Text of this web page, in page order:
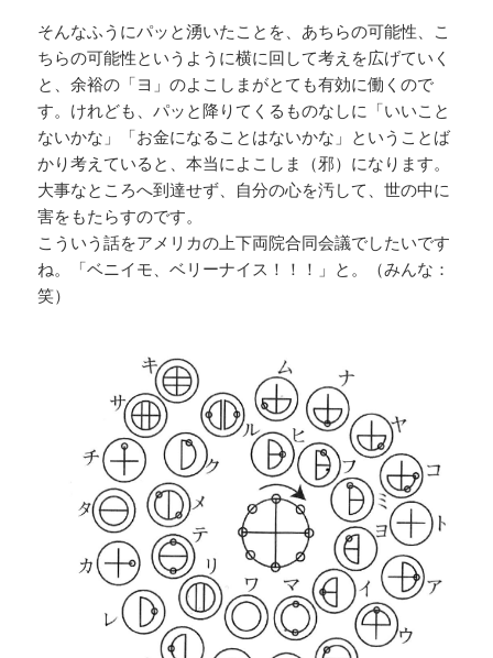
そんなふうにパッと湧いたことを、あちらの可能性、こ
ちらの可能性というように横に回して考えを広げていく
と、余裕の「ヨ」のよこしまがとても有効に働くので
す。けれども、パッと降りてくるものなしに「いいこと
ないかな」「お金になることはないかな」ということば
かり考えていると、本当によこしま（邪）になります。
大事なところへ到達せず、自分の心を汚して、世の中に
害をもたらすのです。
こういう話をアメリカの上下両院合同会議でしたいです
ね。「ベニイモ、ベリーナイス！！！」と。（みんな：
笑）